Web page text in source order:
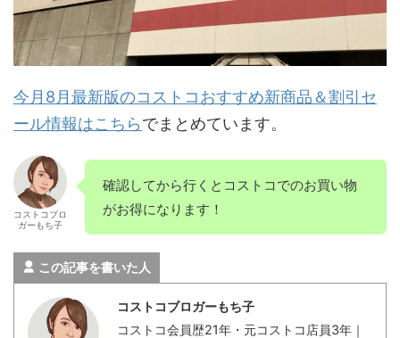
今月8月最新版のコストコおすすめ新商品＆割引セ
ール情報はこちらでまとめています。
コストコブロ
ガーもち子
確認してから行くとコストコでのお買い物
がお得になります！
この記事を書いた人
コストコブロガーもち子
コストコ会員歴21年・元コストコ店員3年｜